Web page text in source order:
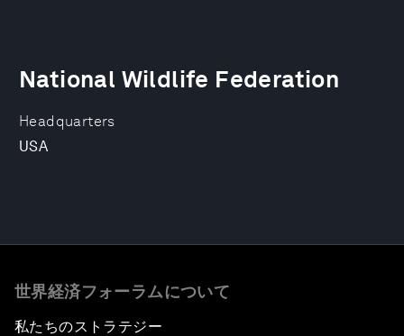
Headquarters
USA
National Wildlife Federation
世界経済フォーラムについて
私たちのストラテジー